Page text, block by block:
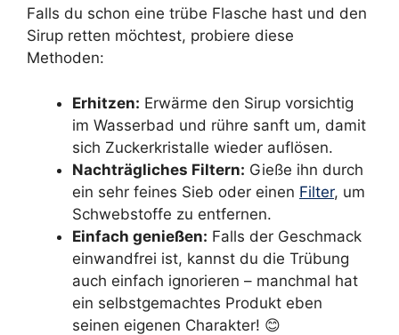
Falls du schon eine trübe Flasche hast und den
Sirup retten möchtest, probiere diese
Methoden:
Erhitzen: Erwärme den Sirup vorsichtig
im Wasserbad und rühre sanft um, damit
sich Zuckerkristalle wieder auflösen.
Nachträgliches Filtern: Gieße ihn durch
ein sehr feines Sieb oder einen Filter, um
Schwebstoffe zu entfernen.
Einfach genießen: Falls der Geschmack
einwandfrei ist, kannst du die Trübung
auch einfach ignorieren – manchmal hat
ein selbstgemachtes Produkt eben
seinen eigenen Charakter! 😊